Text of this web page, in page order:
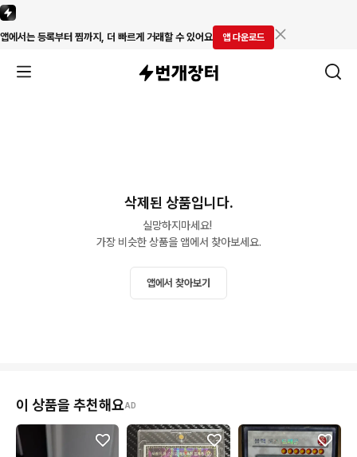
앱에서는 등록부터 찜까지, 더 빠르게 거래할 수 있어요 앱 다운로드
삭제된 상품입니다.
실망하지마세요!
가장 비슷한 상품을 앱에서 찾아보세요.
앱에서 찾아보기
이 상품을 추천해요AD